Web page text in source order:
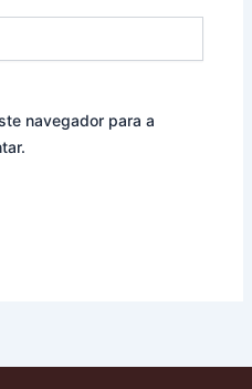
navegador para a